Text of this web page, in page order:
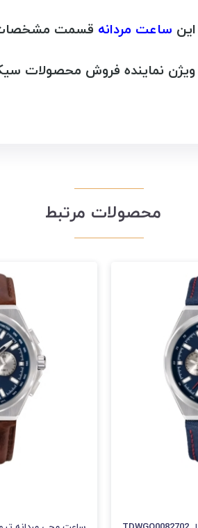
ساعت مردانه قسمت مشخصات
ویژن نماینده فروش محصولات
محصولات مرتبط